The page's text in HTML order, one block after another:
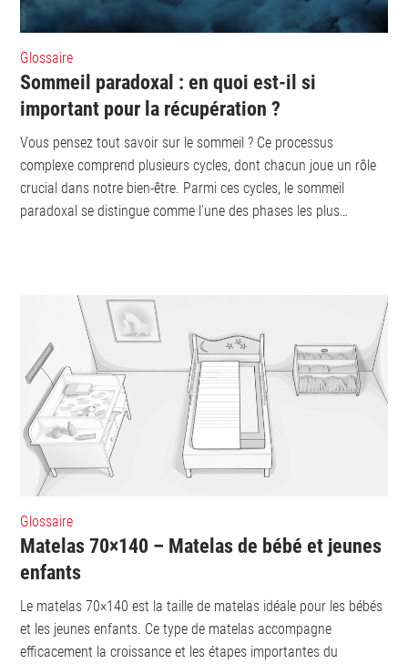
Glossaire
Sommeil paradoxal : en quoi est-il si
important pour la récupération ?
Vous pensez tout savoir sur le sommeil ? Ce processus
complexe comprend plusieurs cycles, dont chacun joue un rôle
crucial dans notre bien-être. Parmi ces cycles, le sommeil
paradoxal se distingue comme l’une des phases les plus
Glossaire
Matelas 70×140 – Matelas de bébé et jeunes
enfants
Le matelas 70×140 est la taille de matelas idéale pour les bébés
et les jeunes enfants. Ce type de matelas accompagne
efficacement la croissance et les étapes importantes du